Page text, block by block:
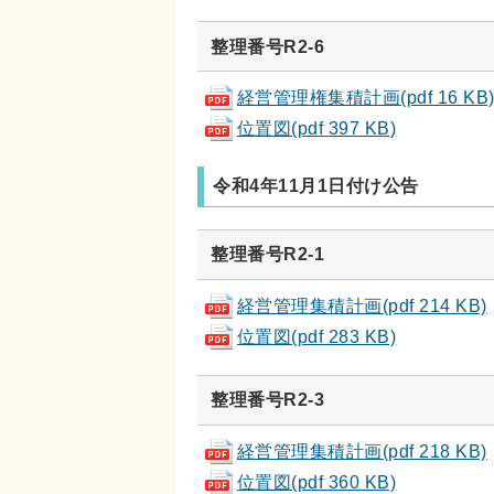
整理番号R2-6
経営管理権集積計画(pdf 16 KB)
位置図(pdf 397 KB)
令和4年11月1日付け公告
整理番号R2-1
経営管理集積計画(pdf 214 KB)
位置図(pdf 283 KB)
整理番号R2-3
経営管理集積計画(pdf 218 KB)
位置図(pdf 360 KB)